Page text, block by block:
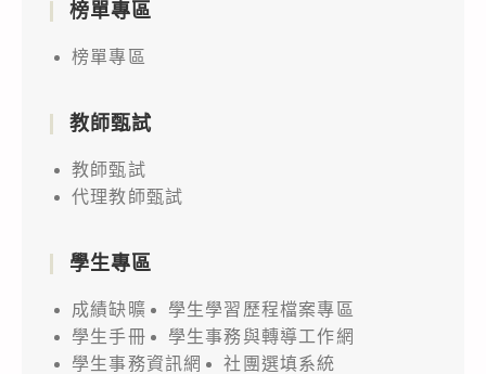
榜單專區
榜單專區
教師甄試
教師甄試
代理教師甄試
學生專區
成績缺曠
學生學習歷程檔案專區
學生手冊
學生事務與轉導工作網
學生事務資訊網
社團選填系統